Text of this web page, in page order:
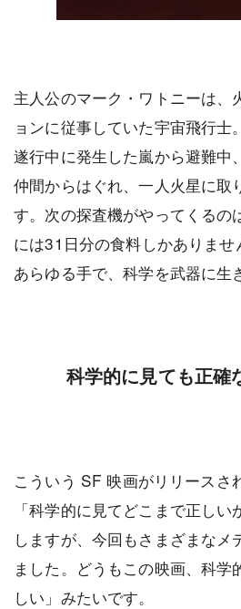
主人公のマーク・ワトニーは、
ョンに従事していた宇宙飛行士
遂行中に発生した嵐から避難中
仲間からはぐれ、一人火星に取
す。次の探査機がやってくるの
には31日分の食料しかありま
あらゆる手で、科学を武器に生
科学的に見ても正確
こういう SF 映画がリリースさ
「科学的に見てどこまで正し
しますが、今回もさまざまなメ
ました。どうもこの映画、科学
しい」みたいです。